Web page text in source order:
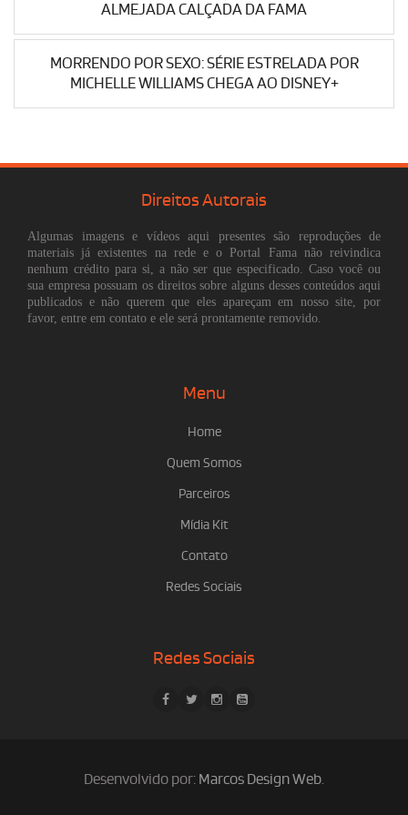
ALMEJADA CALÇADA DA FAMA
MORRENDO POR SEXO: SÉRIE ESTRELADA POR
MICHELLE WILLIAMS CHEGA AO DISNEY+
Direitos Autorais
Algumas imagens e vídeos aqui presentes são reproduções de
materiais já existentes na rede e o Portal Fama não reivindica
nenhum crédito para si, a não ser que especificado. Caso você ou
sua empresa possuam os direitos sobre alguns desses conteúdos aqui
publicados e não querem que eles apareçam em nosso site, por
favor, entre em contato e ele será prontamente removido.
Menu
Home
Quem Somos
Parceiros
Mídia Kit
Contato
Redes Sociais
Redes Sociais
Desenvolvido por: Marcos Design Web.